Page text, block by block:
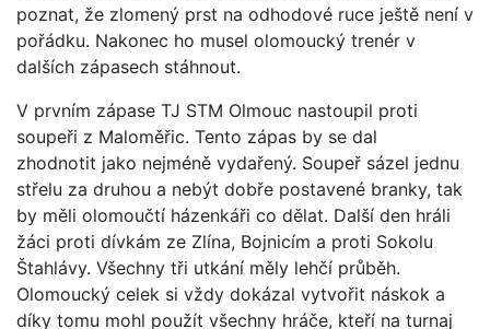
poznat, že zlomený prst na odhodové ruce ještě není v
pořádku. Nakonec ho musel olomoucký trenér v
dalších zápasech stáhnout.
V prvním zápase TJ STM Olmouc nastoupil proti
soupeři z Maloměřic. Tento zápas by se dal
zhodnotit jako nejméně vydařený. Soupeř sázel jednu
střelu za druhou a nebýt dobře postavené branky, tak
by měli olomoučtí házenkáři co dělat. Další den hráli
žáci proti dívkám ze Zlína, Bojnicím a proti Sokolu
Štahlávy. Všechny tři utkání měly lehčí průběh.
Olomoucký celek si vždy dokázal vytvořit náskok a
díky tomu mohl použít všechny hráče, kteří na turnaj